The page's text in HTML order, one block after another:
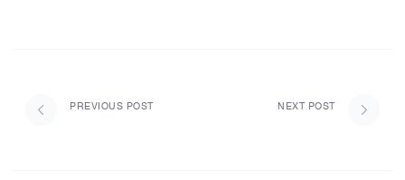
PREVIOUS POST NEXT POST